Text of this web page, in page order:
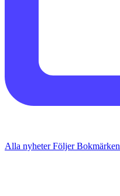
Alla nyheterFöljerBokmärken